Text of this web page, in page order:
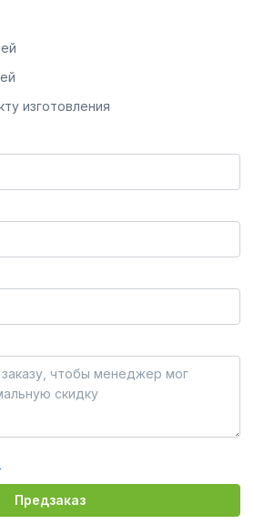
изготовления
Предзаказ